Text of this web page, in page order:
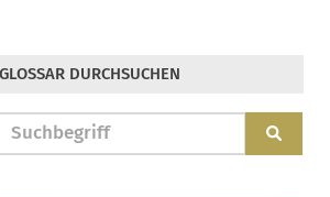
GLOSSAR DURCHSUCHEN